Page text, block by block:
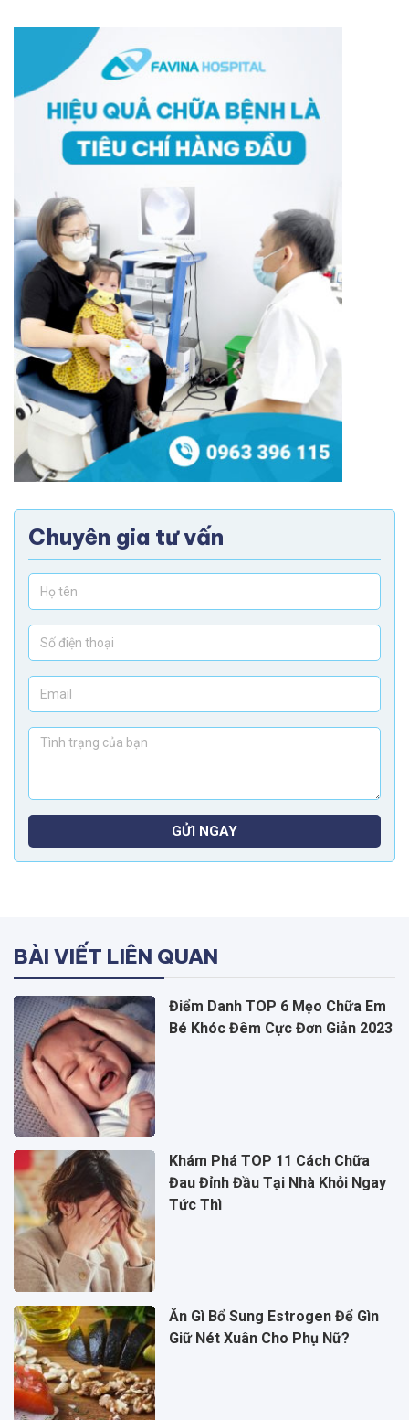
Chuyên gia tư vấn
GỬI NGAY
BÀI VIẾT LIÊN QUAN
Điểm Danh TOP 6 Mẹo Chữa Em
Bé Khóc Đêm Cực Đơn Giản 2023
Khám Phá TOP 11 Cách Chữa
Đau Đỉnh Đầu Tại Nhà Khỏi Ngay
Tức Thì
Ăn Gì Bổ Sung Estrogen Để Gìn
Giữ Nét Xuân Cho Phụ Nữ?